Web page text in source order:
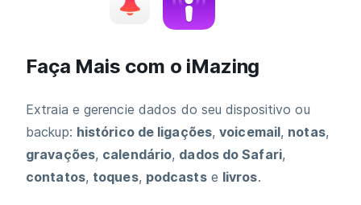
Faça Mais com o iMazing
Extraia e gerencie dados do seu dispositivo ou
backup: histórico de ligações,voicemail, notas,
gravações, calendário, dados do Safari,
contatos, toques, podcastse livros.